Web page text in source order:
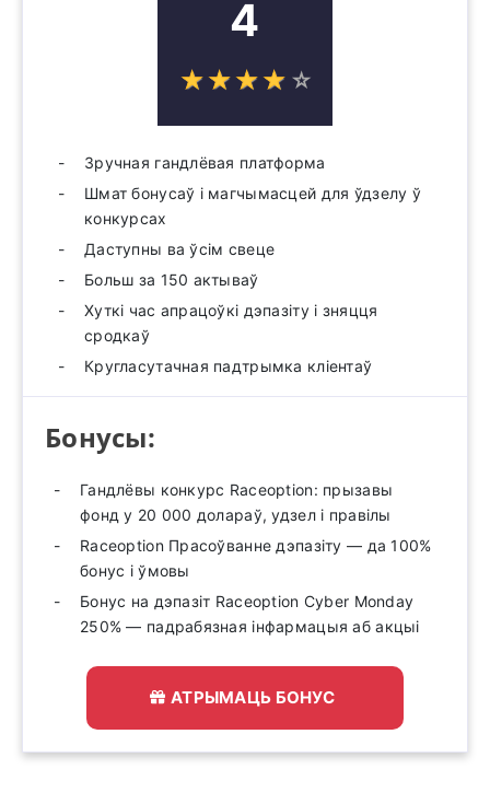
4
☆☆☆☆ ☆
★★★★ ★
Зручная гандлёвая платформа
Шмат бонусаў і магчымасцей для ўдзелу ў
конкурсах
Даступны ва ўсім свеце
Больш за 150 актываў
Хуткі час апрацоўкі дэпазіту і зняцця
сродкаў
Кругласутачная падтрымка кліентаў
Бонусы:
Гандлёвы конкурс Raceoption: прызавы
фонд у 20 000 долараў, удзел і правілы
Raceoption Прасоўванне дэпазіту — да 100%
бонус і ўмовы
Бонус на дэпазіт Raceoption Cyber ​​Monday
250% — падрабязная інфармацыя аб акцыі
АТРЫМАЦЬ БОНУС